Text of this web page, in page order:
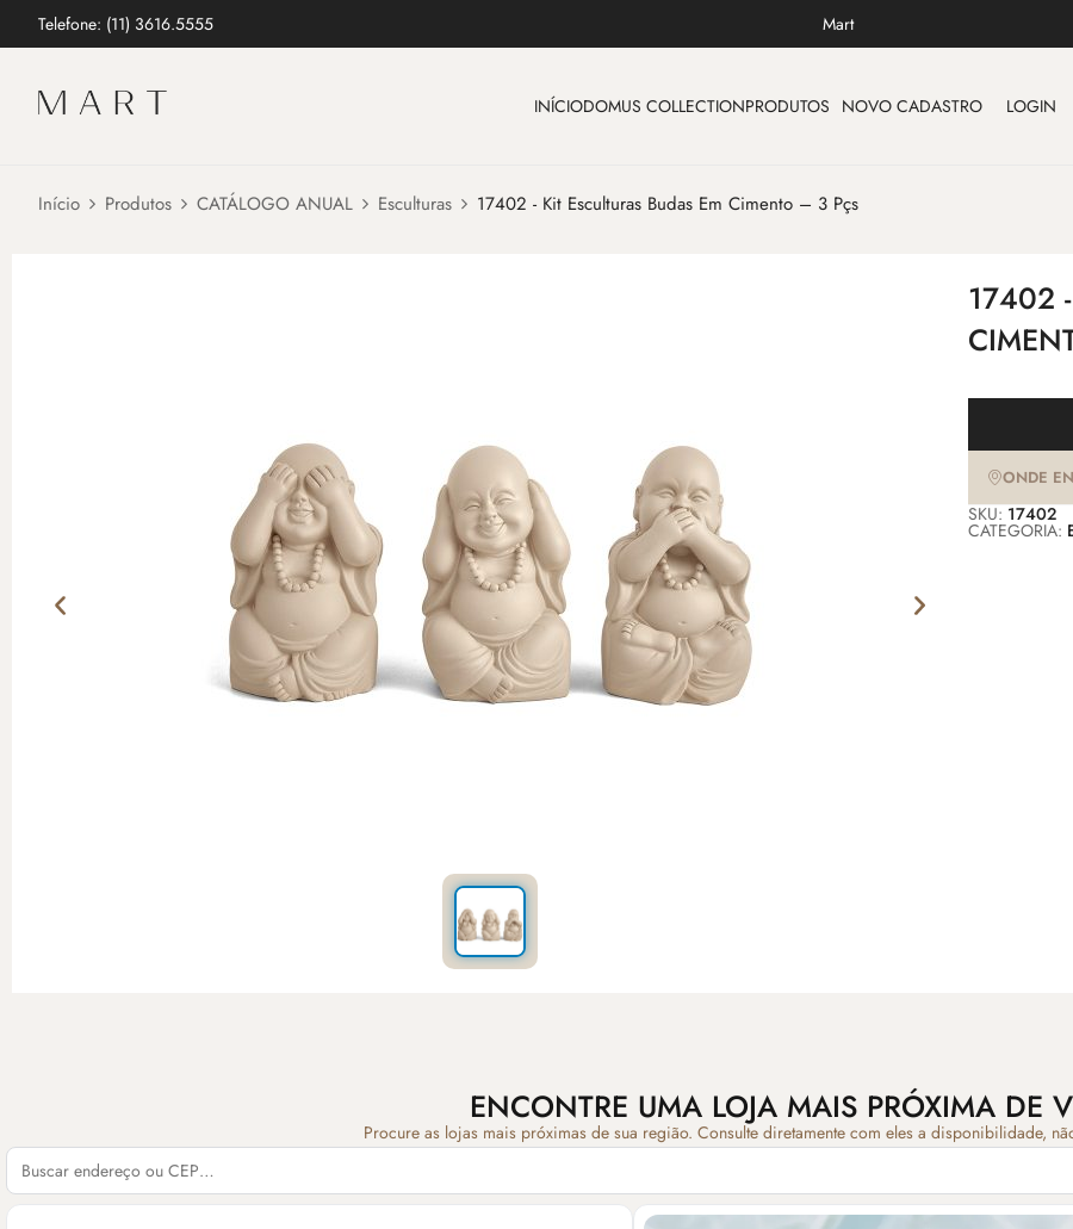
Telefone: (11) 3616.5555 Mart
INÍCIODOMUS COLLECTIONPRODUTOS NOVO CADASTRO LOGIN
Início Produtos CATÁLOGO ANUAL Esculturas 17402 - Kit Esculturas Budas Em Cimento – 3 Pçs
17402 -
ONDE
SKU: 17402
CATEGORIA:
ENCONTRE UMA LOJA MAIS PRÓXIMA DE
Procure as lojas mais próximas de sua região. Consulte diretamente com eles a disponibilidade,